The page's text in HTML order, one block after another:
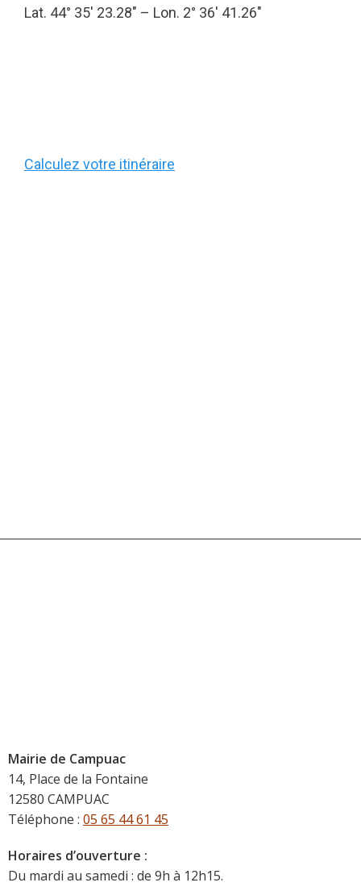
Lat. 44° 35′ 23.28″ – Lon. 2° 36′ 41.26″
Calculez votre itinéraire
Mairie de Campuac
14, Place de la Fontaine
12580 CAMPUAC
Téléphone : 05 65 44 61 45
Horaires d’ouverture :
Du mardi au samedi : de 9h à 12h15.